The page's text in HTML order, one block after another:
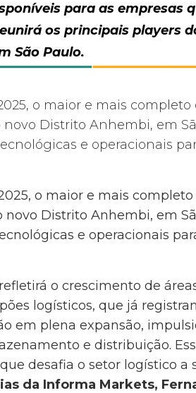
para as empresas
os principais players
São Paulo.
o maior e mais
Distrito Anhembi, em
e operacionais
o maior e mais
Distrito Anhembi, em
e operacionais
o crescimento de
logísticos, que já
em plena expansão,
e distribuição.
desafia o setor logístico a
da Informa Markets,